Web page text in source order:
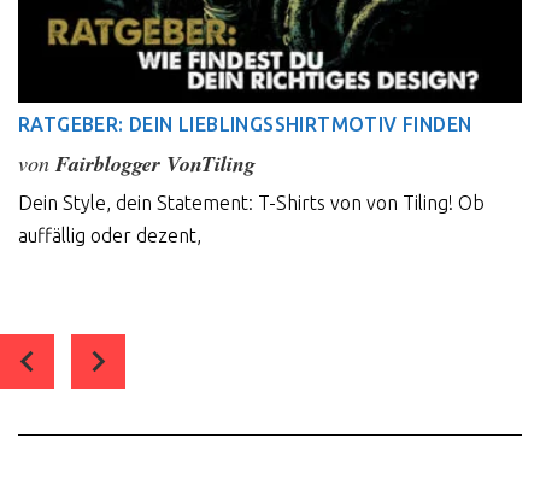
RATGEBER: DEIN LIEBLINGSSHIRTMOTIV FINDEN
von Fairblogger VonTiling
Dein Style, dein Statement: T-Shirts von von Tiling! Ob
auffällig oder dezent,